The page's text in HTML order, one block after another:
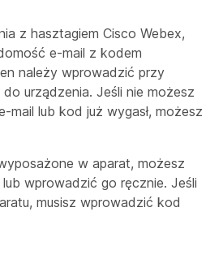
z hasztagiem Cisco Webex,
e-mail z kodem
należy wprowadzić przy
urządzenia. Jeśli nie możesz
mail lub kod już wygasł, możesz
w aparat, możesz
wprowadzić go ręcznie. Jeśli
musisz wprowadzić kod